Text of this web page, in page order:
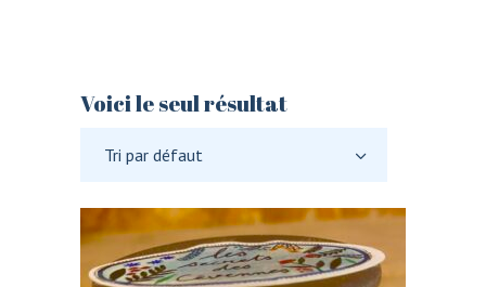
Voici le seul résultat
Tri par défaut